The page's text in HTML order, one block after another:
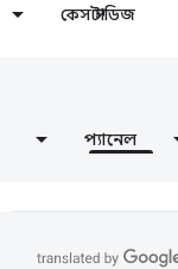
কেস স্টাডিজ
প্যানেল